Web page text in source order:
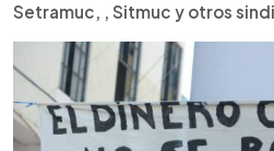
Setramuc, , Sitmuc y otros